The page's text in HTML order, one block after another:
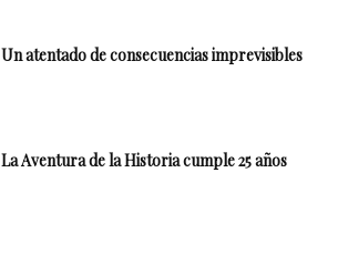
Un atentado de consecuencias imprevisibles
La Aventura de la Historia cumple 25 años